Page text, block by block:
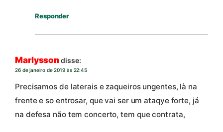
Responder
Marlyssondisse:
26 de janeiro de 2019 às 22:45
Precisamos de laterais e zaqueiros ungentes, là na
frente e so entrosar, que vai ser um ataqye forte, já
na defesa não tem concerto, tem que contrata,